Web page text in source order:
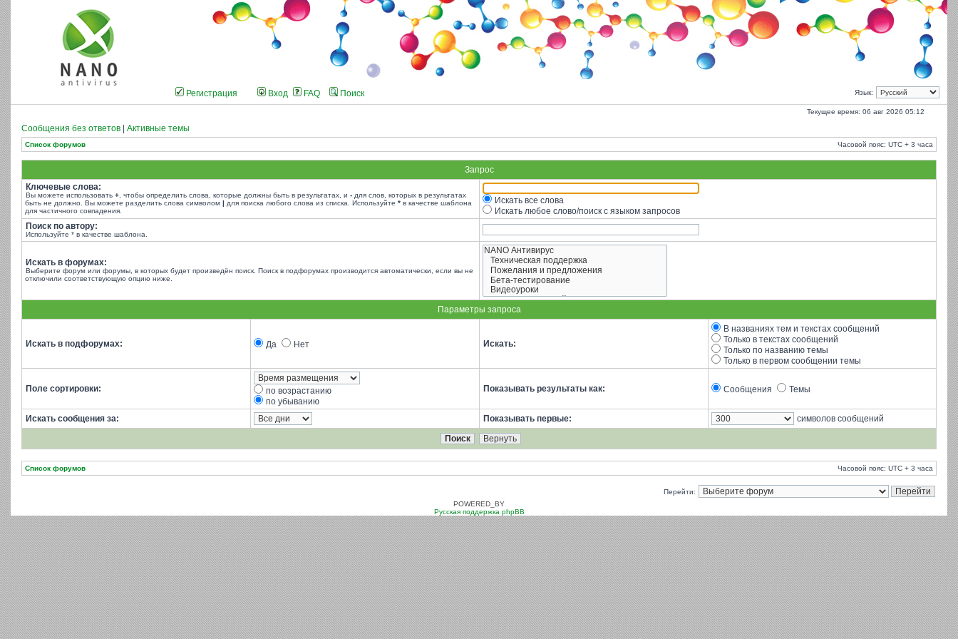
Язык:
Регистрация Вход FAQ Поиск
Текущее время: 06 авг 2026 05:12
Сообщения без ответов Активные темы
Список форумов Часовой пояс: UTC + 3 часа
Запрос
Ключевые слова:
Вы можете использовать + , чтобы определить слова, которые должны быть в результатах, и - для слов, которых в результатах
быть не должно. Вы можете разделить слова символом | для поиска любого слова из списка. Используйте * в качестве шаблона
для частичного совпадения.
Искать все слова
Искать любое слово/поиск с языком запросов
Поиск по автору:
Используйте * в качестве шаблона.
Искать в форумах:
Выберите форум или форумы, в которых будет произведён поиск. Поиск в подфорумах производится автоматически, если вы не
отключили соответствующую опцию ниже.
Параметры запроса
Искать в подфорумах: Да Нет Искать:
В названиях тем и текстах сообщений
Только в текстах сообщений
Только по названию темы
Только в первом сообщении темы
Поле сортировки:
по возрастанию
по убыванию
Показывать результаты как: Сообщения Темы
Искать сообщения за: Показывать первые: символов сообщений
Список форумов Часовой пояс: UTC + 3 часа
Перейти:
POWERED_BY
Русская поддержка phpBB